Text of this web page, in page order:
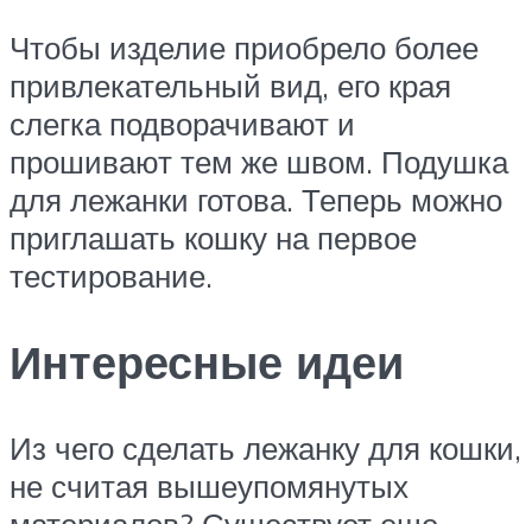
Чтобы изделие приобрело более
привлекательный вид, его края
слегка подворачивают и
прошивают тем же швом. Подушка
для лежанки готова. Теперь можно
приглашать кошку на первое
тестирование.
Интересные идеи
Из чего сделать лежанку для кошки,
не считая вышеупомянутых